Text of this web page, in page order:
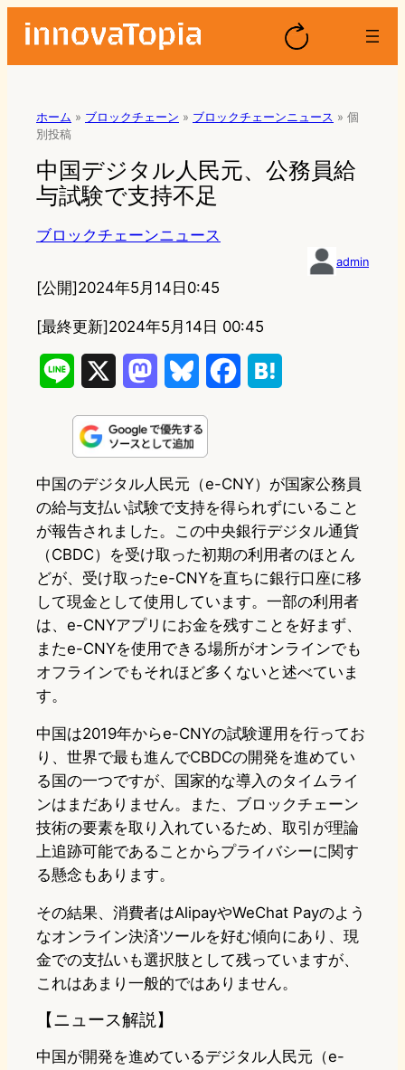
ホーム » ブロックチェーン » ブロックチェーンニュース » 個
別投稿
中国デジタル人民元、公務員給
与試験で支持不足
ブロックチェーンニュース
admin
[公開]2024年5月14日0:45
[最終更新]2024年5月14日 00:45
n
s
t
o
d
o
n
u
s
k
y
e
b
o
o
k
e
n
a
中国のデジタル人民元（e-CNY）が国家公務員
の給与支払い試験で支持を得られずにいること
が報告されました。この中央銀行デジタル通貨
（CBDC）を受け取った初期の利用者のほとん
どが、受け取ったe-CNYを直ちに銀行口座に移
して現金として使用しています。一部の利用者
は、e-CNYアプリにお金を残すことを好まず、
またe-CNYを使用できる場所がオンラインでも
オフラインでもそれほど多くないと述べていま
す。
中国は2019年からe-CNYの試験運用を行ってお
り、世界で最も進んでCBDCの開発を進めてい
る国の一つですが、国家的な導入のタイムライ
ンはまだありません。また、ブロックチェーン
技術の要素を取り入れているため、取引が理論
上追跡可能であることからプライバシーに関す
る懸念もあります。
その結果、消費者はAlipayやWeChat Payのよう
なオンライン決済ツールを好む傾向にあり、現
金での支払いも選択肢として残っていますが、
これはあまり一般的ではありません。
【ニュース解説】
中国が開発を進めているデジタル人民元（e-